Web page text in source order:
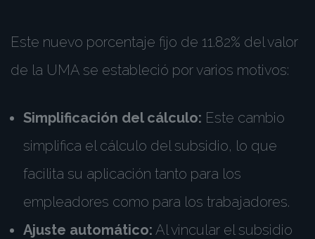
Este nuevo porcentaje fijo de 11.82% del valor
de la UMA se estableció por varios motivos:
Simplificación del cálculo: Este cambio
simplifica el cálculo del subsidio, lo que
facilita su aplicación tanto para los
empleadores como para los trabajadores.
Ajuste automático: Al vincular el subsidio